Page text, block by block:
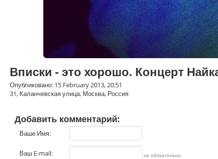
Вписки - это хорошо. Концерт
Опубликовано: 15 February 2013, 20:51
31, Каланчевская улица, Москва, Россия
Добавить комментарий:
Ваше Имя:
Ваш E-mail: не обязательно